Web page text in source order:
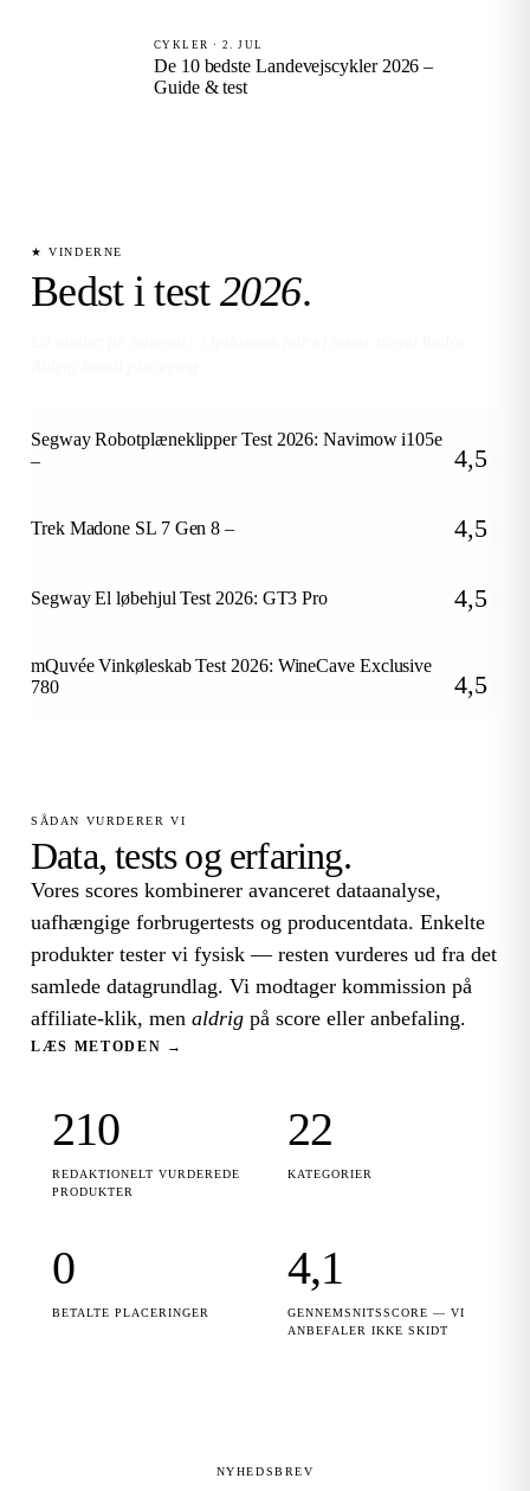
CYKLER · 2. JUL
De 10 bedste Landevejscykler 2026 –
Guide & test
★ VINDERNE
Bedst i test 2026.
Segway Robotplæneklipper Test 2026: Navimow i105e
–
4,5
Trek Madone SL 7 Gen 8 – 4,5
Segway El løbehjul Test 2026: GT3 Pro 4,5
mQuvée Vinkøleskab Test 2026: WineCave Exclusive
780
4,5
SÅDAN VURDERER VI
Data, tests og erfaring.
Vores scores kombinerer avanceret dataanalyse,
uafhængige forbrugertests og producentdata. Enkelte
produkter tester vi fysisk — resten vurderes ud fra det
samlede datagrundlag. Vi modtager kommission på
affiliate-klik, men aldrig på score eller anbefaling.
LÆS METODEN →
210
REDAKTIONELT VURDEREDE
PRODUKTER
22
KATEGORIER
0
BETALTE PLACERINGER
4,1
GENNEMSNITSSCORE — VI
ANBEFALER IKKE SKIDT
NYHEDSBREV